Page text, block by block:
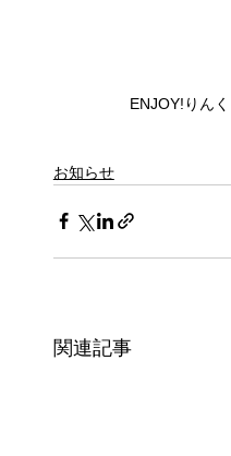
ENJOY!りん
お知らせ
関連記事